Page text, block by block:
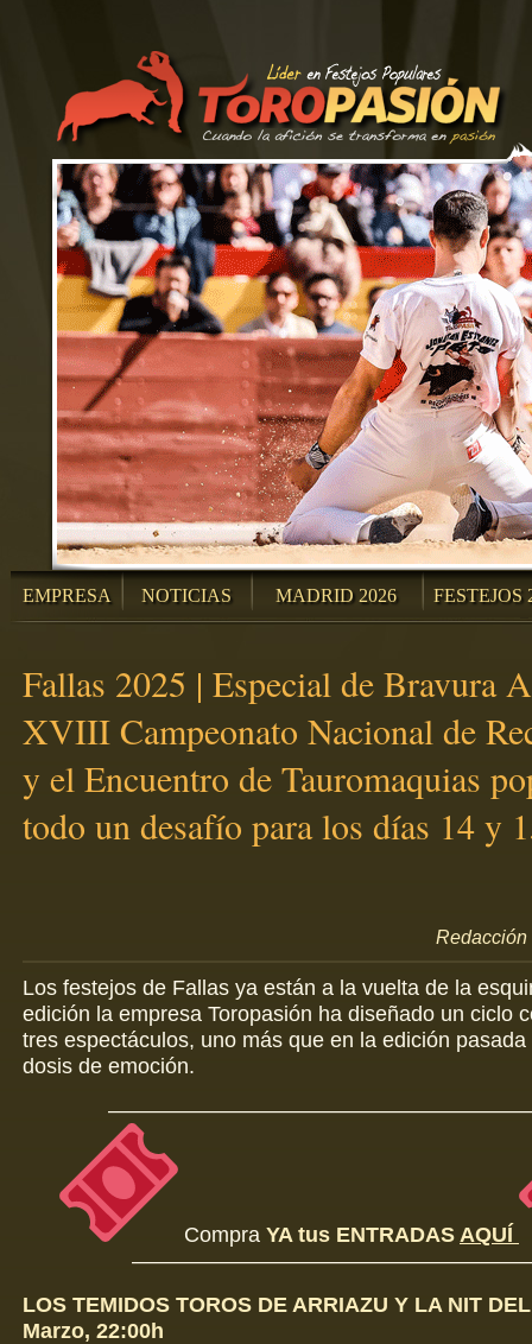
EMPRESA NOTICIAS MADRID 2026 FESTEJOS
Fallas 2025 | Especial de Bravura
XVIII Campeonato Nacional de
y el Encuentro de Tauromaquias
todo un desafío para los días 14 y
Redacción
Los festejos de Fallas ya están a la vuelta de la
edición la empresa Toropasión ha diseñado un ciclo
tres espectáculos, uno más que en la edición
dosis de emoción.
Compra YA tus ENTRADAS AQUÍ
LOS TEMIDOS TOROS DE ARRIAZU Y LA NIT
Marzo, 22:00h